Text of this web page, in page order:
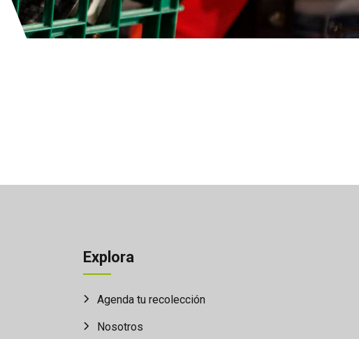
Explora
Agenda tu recolección
Nosotros